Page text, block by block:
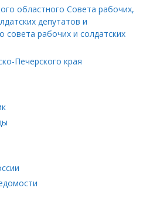
областного Совета рабочих,
депутатов и
совета рабочих и солдатских
Печерского края